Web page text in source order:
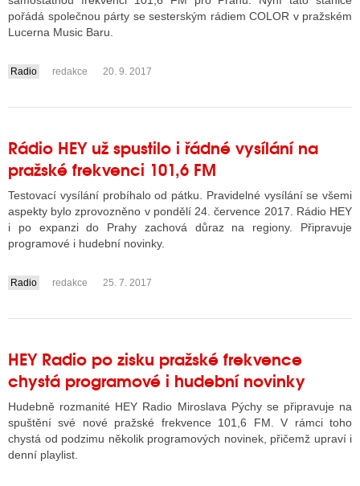
TELEVIZÍ
INTERNET
RÁDIA
STRÁNKY RÁDIÍ
STÁT BLOGEREM
pořádá společnou párty se sesterským rádiem COLOR v pražském
Lucerna Music Baru.
....
Radio redakce 20. 9. 2017
Rádio HEY už spustilo i řádné vysílání na
pražské frekvenci 101,6 FM
Testovací vysílání probíhalo od pátku. Pravidelné vysílání se všemi
aspekty bylo zprovozněno v pondělí 24. července 2017. Rádio HEY
i po expanzi do Prahy zachová důraz na regiony. Připravuje
programové i hudební novinky.
....
Radio redakce 25. 7. 2017
HEY Radio po zisku pražské frekvence
chystá programové i hudební novinky
Hudebně rozmanité HEY Radio Miroslava Pýchy se připravuje na
spuštění své nové pražské frekvence 101,6 FM. V rámci toho
chystá od podzimu několik programových novinek, přičemž upraví i
denní playlist.